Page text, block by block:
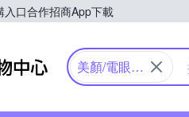
入口合作招商App下載
Yahoo購物中心
美顏/電眼按